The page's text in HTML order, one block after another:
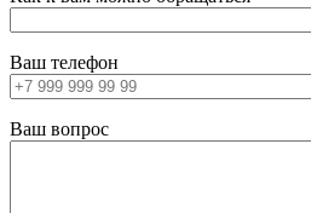
Ваш телефон
Ваш вопрос